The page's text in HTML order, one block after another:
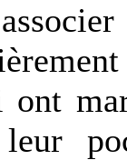
ont
leur